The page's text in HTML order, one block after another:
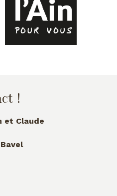
!
et Claude